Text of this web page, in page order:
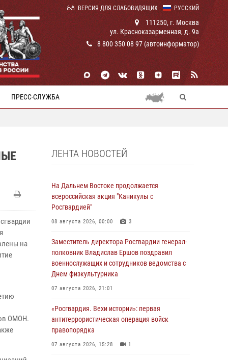
РУССКИЙ
ВЕРСИЯ ДЛЯ СЛАБОВИДЯЩИХ
111250, г. Москва
ул. Красноказарменная, д. 9а
8 800 350 08 97 (автоинформатор)
ПРЕСС-СЛУЖБА
на
ОМОН.
ЛЕНТА НОВОСТЕЙ
На Дальнем Востоке продолжается
всероссийская акция "Каникулы с
Росгвардией"
08 августа 2026, 00:00 3
Заместитель директора Росгвардии генерал-
полковник Владислав Ершов поздравил
военнослужащих и сотрудников ведомства с
Днем физкультурника
07 августа 2026, 21:01
«Росгвардия. Вехи истории»: первая
антитеррористическая операция войск
правопорядка
07 августа 2026, 15:28 1